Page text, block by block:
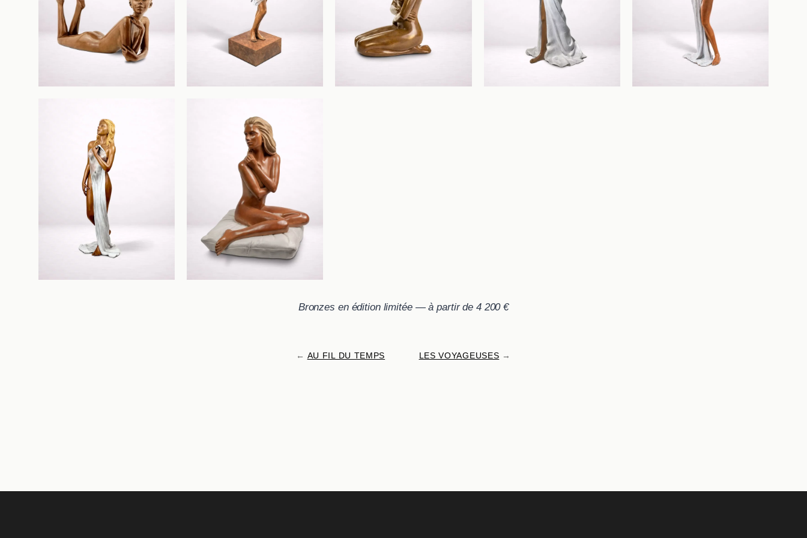
Bronzes en édition limitée — à partir de 4 200 €
← AU FIL DU TEMPS LES VOYAGEUSES →